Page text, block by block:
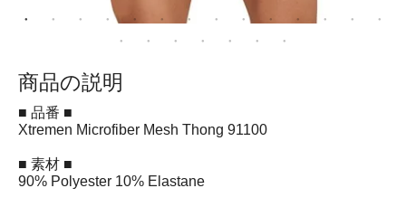
商品の説明
■ 品番 ■
Xtremen Microfiber Mesh Thong 91100
■ 素材 ■
90% Polyester 10% Elastane